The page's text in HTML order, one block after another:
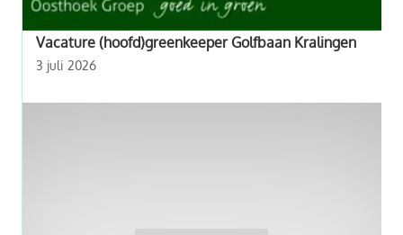
Vacature (hoofd)greenkeeper Golfbaan Kralingen
3 juli 2026